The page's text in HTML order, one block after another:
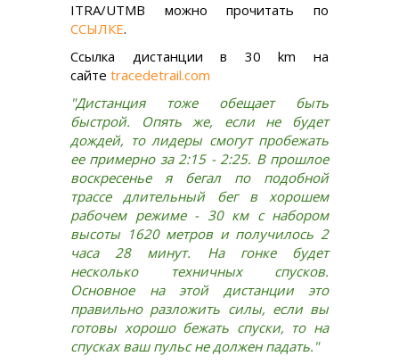
ITRA/UTMB можно прочитать по
ССЫЛКЕ.
Ссылка дистанции в 30 km на
сайте tracedetrail.com
"Дистанция тоже обещает быть
быстрой. Опять же, если не будет
дождей, то лидеры смогут пробежать
ее примерно за 2:15 - 2:25. В прошлое
воскресенье я бегал по подобной
трассе длительный бег в хорошем
рабочем режиме - 30 км с набором
высоты 1620 метров и получилось 2
часа 28 минут. На гонке будет
несколько техничных спусков.
Основное на этой дистанции это
правильно разложить силы, если вы
готовы хорошо бежать спуски, то на
спусках ваш пульс не должен падать."